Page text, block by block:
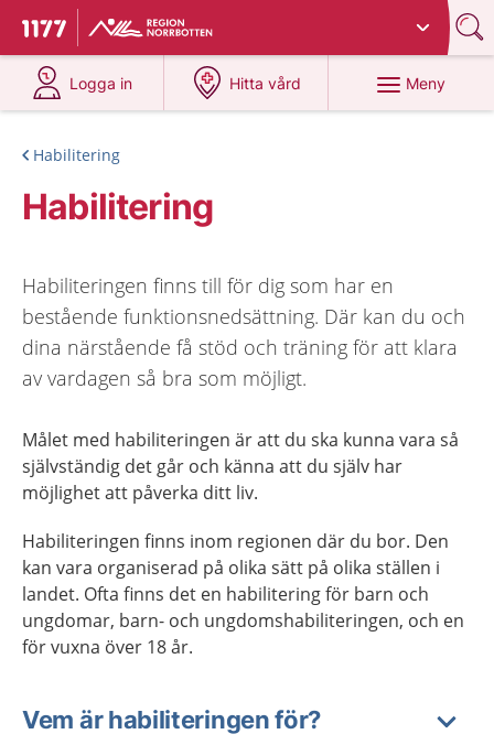
Till startsidan för 1177
Du har valt region
Logga in
på 1177.se
Hitta vård
på 1177.se
Meny
Habilitering
Habilitering
Habiliteringen finns till för dig som har en
bestående funktionsnedsättning. Där kan du och
dina närstående få stöd och träning för att klara
av vardagen så bra som möjligt.
Målet med habiliteringen är att du ska kunna vara så
självständig det går och känna att du själv har
möjlighet att påverka ditt liv.
Habiliteringen finns inom regionen där du bor. Den
kan vara organiserad på olika sätt på olika ställen i
landet. Ofta finns det en habilitering för barn och
ungdomar, barn- och ungdomshabiliteringen, och en
för vuxna över 18 år.
Vem är habiliteringen för?